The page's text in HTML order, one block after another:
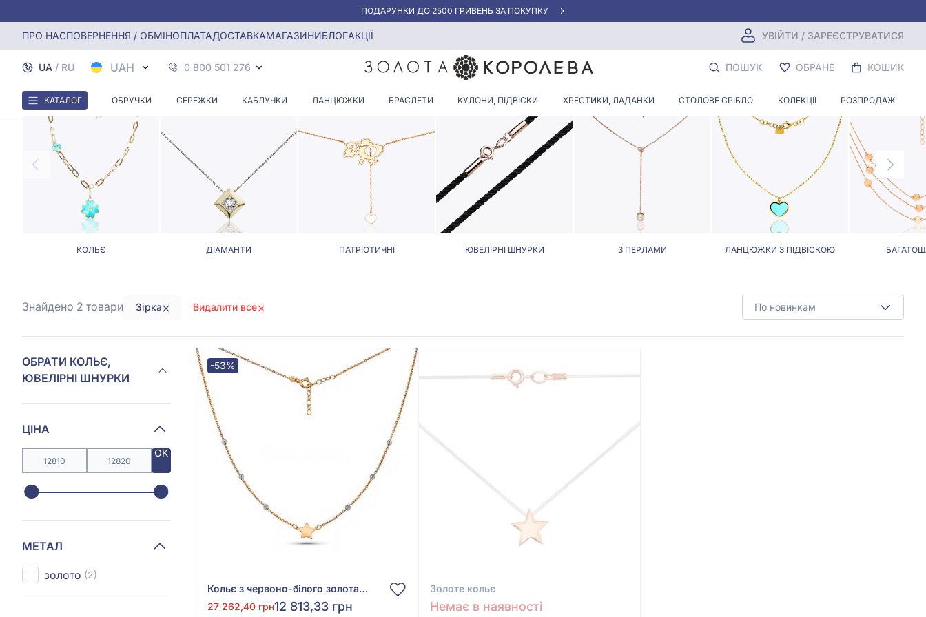
«КРАЩА ЦІНА» ВІД 5945 ГРН/ГРАМ
ПРО НАСПОВЕРНЕННЯ / ОБМІНОПЛАТАДОСТАВКАМАГАЗИНИБЛОГАКЦІЇ УВІЙТИ / ЗАРЕЄСТРУВАТИСЯ
UA / RU UAH 0 800 501 276 ПОШУК ОБРАНЕ КОШИК
КАТАЛОГ ОБРУЧКИ СЕРЕЖКИ КАБЛУЧКИ ЛАНЦЮЖКИ БРАСЛЕТИ КУЛОНИ, ПІДВІСКИ ХРЕСТИКИ, ЛАДАНКИ СТОЛОВЕ СРІБЛО КОЛЕКЦІЇ РОЗПРОДАЖ
Головна Кольє, Ювелірні шнурки Кольє та ювелірні шнурки зі зірками
КОЛЬЄ ТА ЮВЕЛІРНІ ШНУРКИ ЗІ ЗІРКАМИ
КОЛЬЄ ДІАМАНТИ ПАТРІОТИЧНІ ЮВЕЛІРНІ ШНУРКИ З ПЕРЛАМИ ЛАНЦЮЖКИ З ПІДВІСКОЮ
По новинкам
Знайдено 2 товари Зірка Видалити все
ОБРАТИ КОЛЬЄ,
ЮВЕЛІРНІ ШНУРКИ
ЦІНА
OK
МЕТАЛ
золото (2)
-53%
Кольє з червоно-білого золота 585°, арт. 352502кб
27 262,40 грн12 813,33 грн
Золоте кольє
Немає в наявності